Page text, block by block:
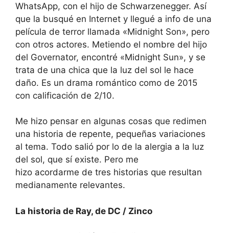
WhatsApp, con el hijo de Schwarzenegger. Así
que la busqué en Internet y llegué a info de una
película de terror llamada «Midnight Son», pero
con otros actores. Metiendo el nombre del hijo
del Governator, encontré «Midnight Sun», y se
trata de una chica que la luz del sol le hace
daño. Es un drama romántico como de 2015
con calificación de 2/10.
Me hizo pensar en algunas cosas que redimen
una historia de repente, pequeñas variaciones
al tema. Todo salió por lo de la alergia a la luz
del sol, que sí existe. Pero me
hizo acordarme de tres historias que resultan
medianamente relevantes.
La historia de Ray, de DC / Zinco